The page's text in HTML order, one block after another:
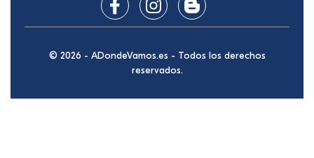
© 2026 - ADondeVamos.es - Todos los derechos
reservados.